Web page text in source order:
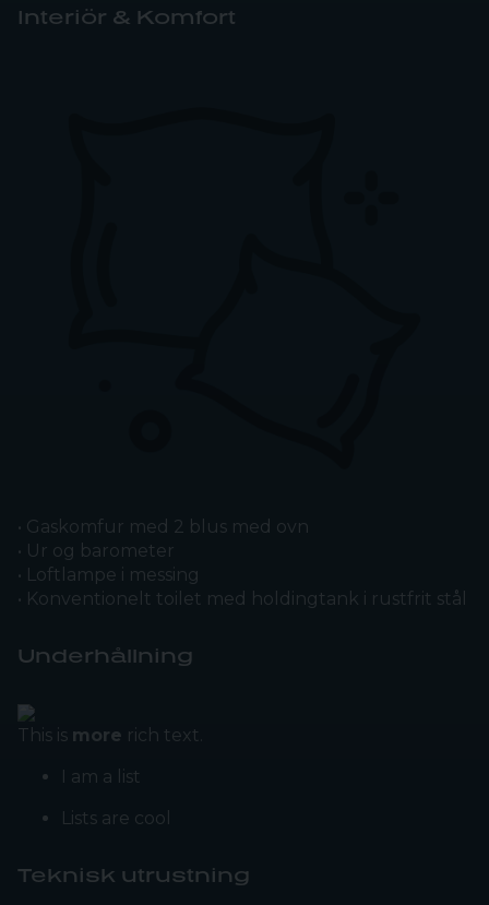
Interiör & Komfort
• Gaskomfur med 2 blus med ovn
• Ur og barometer
• Loftlampe i messing
• Konventionelt toilet med holdingtank i rustfrit stål
Underhållning
This is more rich text.
I am a list
Lists are cool
Teknisk utrustning